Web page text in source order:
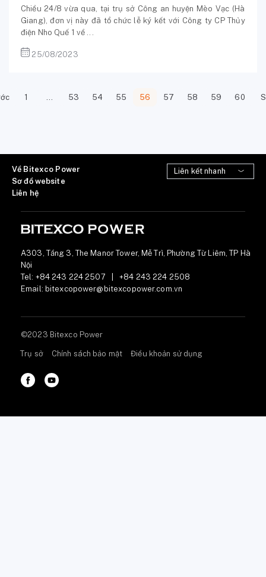
Chiều 24/8 vừa qua, tại trụ sở Công an huyện Mèo Vạc (Hà
Giang), đơn vị này đã tổ chức lễ ký kết với Công ty CP Thủy
điện Nho Quế 1 về ...
25/08/2023
1 53 54 55 56 57 58 59 60
Về Bitexco Power
Sơ đồ website
Liên hệ
A303, Tầng 3, The Manor Tower, Mễ Trì, Phường Từ Liêm, TP Hà
Nội
Tel: +84 243 224 2507
+84 243 224 2508
Email: bitexcopower@bitexcopower.com.vn
©2023 Bitexco Power
Trụ sở Chính sách bảo mật Điều khoản sử dụng